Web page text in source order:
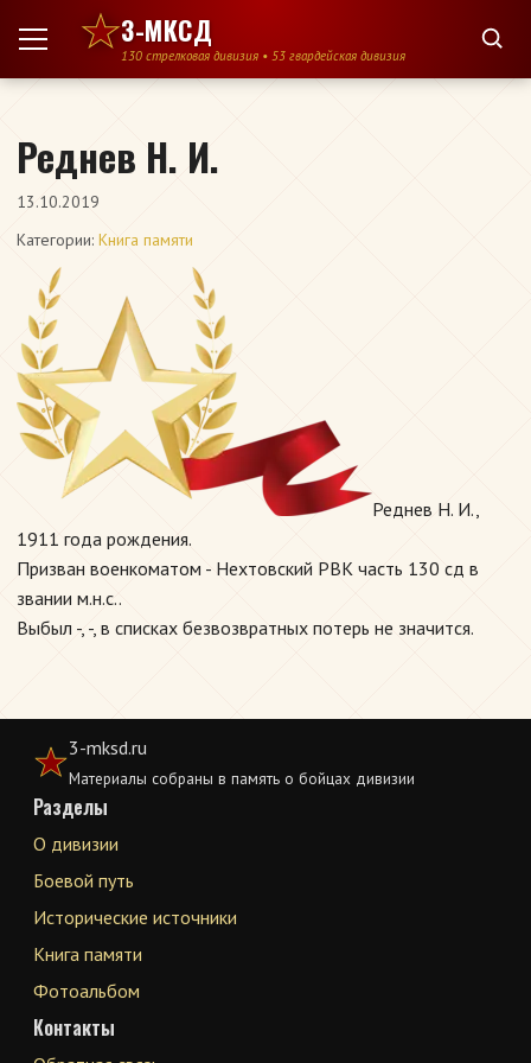
Перейти к содержимому
3-МКСД
130 стрелковая дивизия • 53 гвардейская дивизия
Реднев Н. И.
13.10.2019
Категории: Книга памяти
Реднев Н. И.,
1911 года рождения.
Призван военкоматом - Нехтовский РВК часть 130 сд в
звании м.н.с..
Выбыл -, -, в списках безвозвратных потерь не значится.
3-mksd.ru
Материалы собраны в память о бойцах дивизии
Разделы
О дивизии
Боевой путь
Исторические источники
Книга памяти
Фотоальбом
Контакты